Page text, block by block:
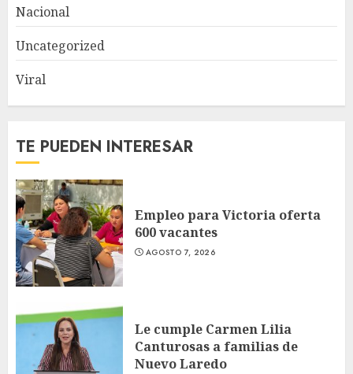
Nacional
Uncategorized
Viral
TE PUEDEN INTERESAR
Empleo para Victoria oferta
600 vacantes
AGOSTO 7, 2026
Le cumple Carmen Lilia
Canturosas a familias de
Nuevo Laredo